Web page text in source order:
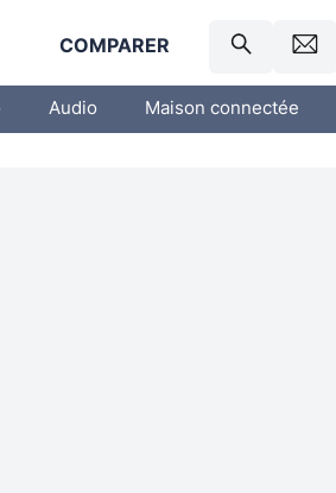
COMPARER
Audio Maison connectée